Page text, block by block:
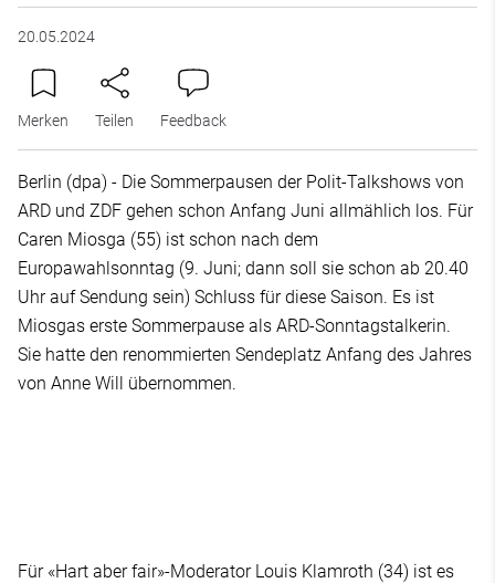
20.05.2024
Merken Teilen Feedback
Berlin (dpa) - Die Sommerpausen der Polit-Talkshows von
ARD und ZDF gehen schon Anfang Juni allmählich los. Für
Caren Miosga (55) ist schon nach dem
Europawahlsonntag (9. Juni; dann soll sie schon ab 20.40
Uhr auf Sendung sein) Schluss für diese Saison. Es ist
Miosgas erste Sommerpause als ARD-Sonntagstalkerin.
Sie hatte den renommierten Sendeplatz Anfang des Jahres
von Anne Will übernommen.
Für «Hart aber fair»-Moderator Louis Klamroth (34) ist es